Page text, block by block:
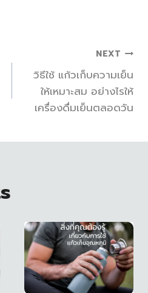
NEXT
วิธีใช้ แก้วเก็บความเย็น
ให้เหมาะสม อย่างไรให้
เครื่องดื่มเย็นตลอดวัน